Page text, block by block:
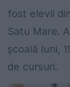
fost elevii
Satu Mare.
școală luni,
de cursuri.